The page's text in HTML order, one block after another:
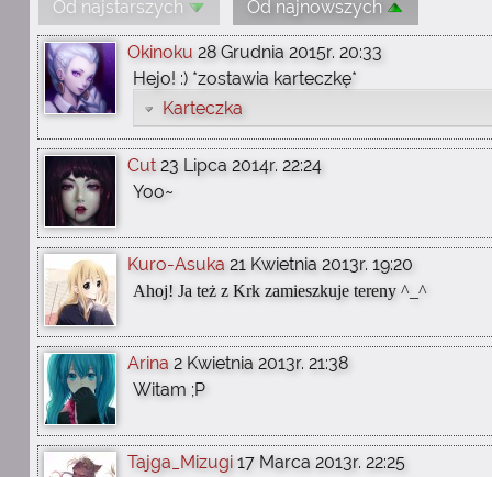
Od najstarszych Od najnowszych
Okinoku 28 Grudnia 2015r. 20:33
Hejo! :) *zostawia karteczkę*
Karteczka
Cut 23 Lipca 2014r. 22:24
Yoo~
Kuro-Asuka 21 Kwietnia 2013r. 19:20
Ahoj! Ja też z Krk zamieszkuje tereny ^_^
Arina 2 Kwietnia 2013r. 21:38
Witam ;P
Tajga_Mizugi 17 Marca 2013r. 22:25